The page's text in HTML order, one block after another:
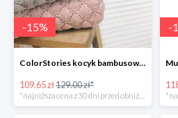
-15%
ColorStories kocyk bambusowy soft bamboo jasny szary -15%
109.65 zł129.00 zł*
*najniższa cena z 30 dni przed obniżką
-